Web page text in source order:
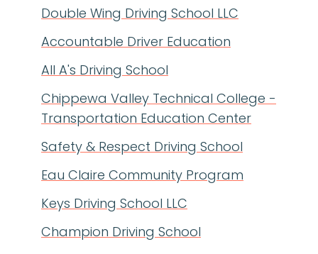
Double Wing Driving School LLC
Accountable Driver Education
All A's Driving School
Chippewa Valley Technical College -
Transportation Education Center
Safety & Respect Driving School
Eau Claire Community Program
Keys Driving School LLC
Champion Driving School